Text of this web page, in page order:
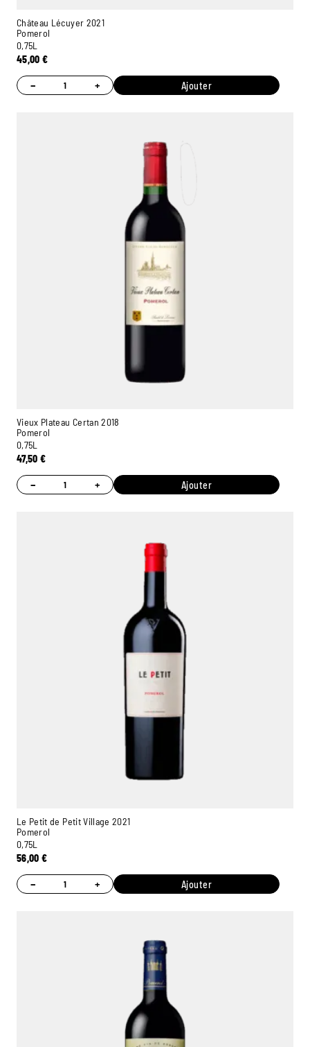
Château Lécuyer 2021
Pomerol
0,75L
45,00€
− + Ajouter
Vieux Plateau Certan 2018
Pomerol
0,75L
47,50€
− + Ajouter
Le Petit de Petit Village 2021
Pomerol
0,75L
56,00€
− + Ajouter